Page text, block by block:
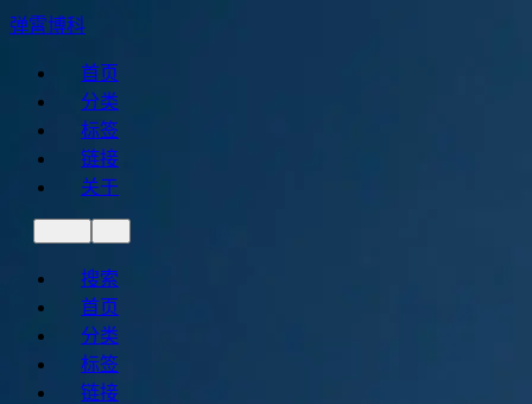
弹霄博科
首页
分类
标签
链接
关于
搜索
首页
分类
标签
链接